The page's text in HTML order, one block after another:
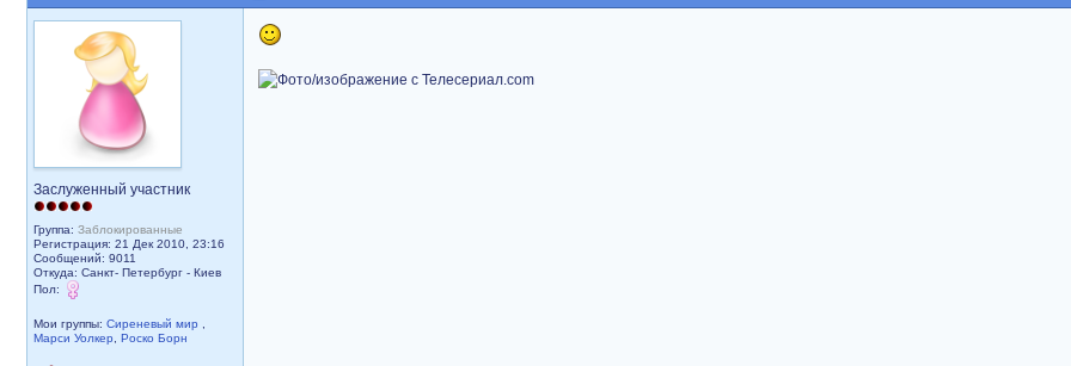
Заслуженный участник
Группа: Заблокированные
Регистрация: 21 Дек 2010, 23:16
Сообщений: 9011
Откуда: Санкт- Петербург - Киев
Пол:
Мои группы: Сиреневый мир
Марси Уолкер
Роско Борн